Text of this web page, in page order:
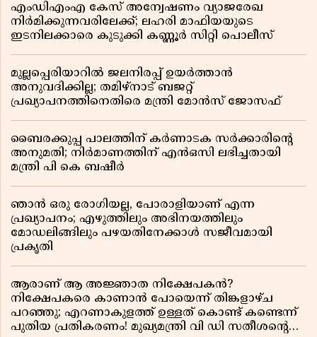
എംഡിഎംഎ കേസ് അന്വേഷണം വ്യാജരേഖ
നിർമിക്കുന്നവരിലേക്ക്; ലഹരി മാഫിയയുടെ
ഇടനിലക്കാരെ കുടുക്കി കണ്ണൂർ സിറ്റി പൊലീസ്
മുല്ലപ്പെരിയാറിൽ ജലനിരപ്പ് ഉയർത്താൻ
അനുവദിക്കില്ല; തമിഴ്നാട് ബജറ്റ്
പ്രഖ്യാപനത്തിനെതിരെ മന്ത്രി മോൻസ് ജോസഫ്
ബൈരക്കുപ്പ പാലത്തിന് കർണാടക സർക്കാരിൻ്റെ
അനുമതി; നിർമാണത്തിന് എൻഒസി ലഭിച്ചതായി
മന്ത്രി പി കെ ബഷീർ
ഞാൻ ഒരു രോഗിയല്ല, പോരാളിയാണ് എന്ന
പ്രഖ്യാപനം; എഴുത്തിലും അഭിനയത്തിലും
മോഡലിങ്ങിലും പഴയതിനേക്കാൾ സജീവമായി
പ്രകൃതി
ആരാണ് ആ അജ്ഞാത നിക്ഷേപകൻ?
നിക്ഷേപകരെ കാണാൻ പോയെന്ന് തിങ്കളാഴ്ച
പറഞ്ഞു; എറണാകുളത്ത് ഉള്ളത് കൊണ്ട് കണ്ടെന്ന്
പുതിയ പ്രതികരണം! മുഖ്യമന്ത്രി വി ഡി സതീശന്റെ